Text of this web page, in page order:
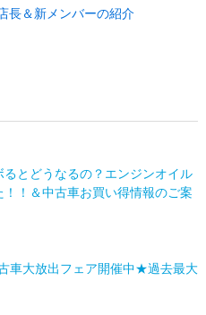
長＆新メンバーの紹介
とどうなるの？エンジンオイル
！＆中古車お買い得情報のご案
大放出フェア開催中★過去最大